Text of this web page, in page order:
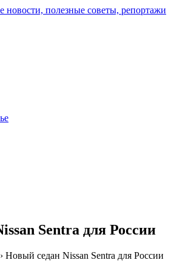
Sentra для России
› Новый седан Nissan Sentra для России